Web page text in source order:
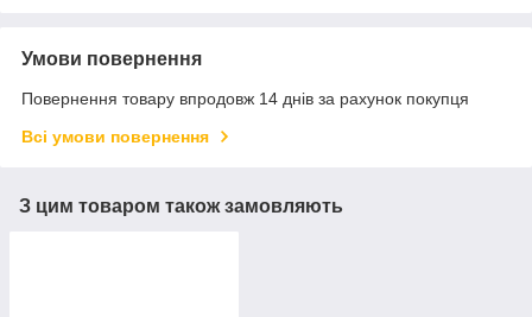
Умови повернення
Повернення товару впродовж 14 днів за рахунок покупця
Всі умови повернення
З цим товаром також замовляють